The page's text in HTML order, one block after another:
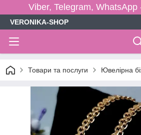
Viber, Telegram, WhatsApp
VERONIKA-SHOP
Товари та послуги Ювелірна